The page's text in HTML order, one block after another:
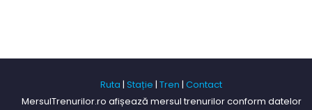
Ruta | Stație | Tren | Contact
MersulTrenurilor.ro afișează mersul trenurilor conform datelor